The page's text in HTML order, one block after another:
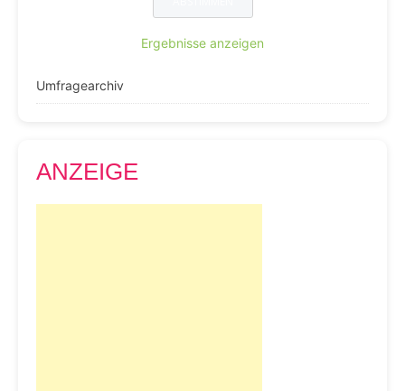
Ergebnisse anzeigen
Umfragearchiv
ANZEIGE